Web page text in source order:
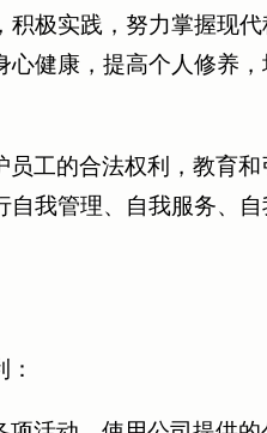
极实践，努力掌握现
健康，提高个人修养
工的合法权利，教育和
我管理、自我服务、自